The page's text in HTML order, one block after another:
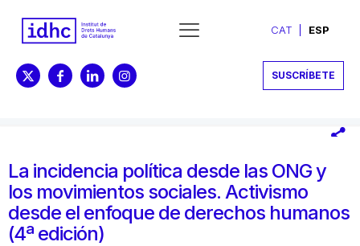
CAT ESP
SUSCRÍBETE
La incidencia política desde las ONG y
los movimientos sociales. Activismo
desde el enfoque de derechos humanos
(4ª edición)